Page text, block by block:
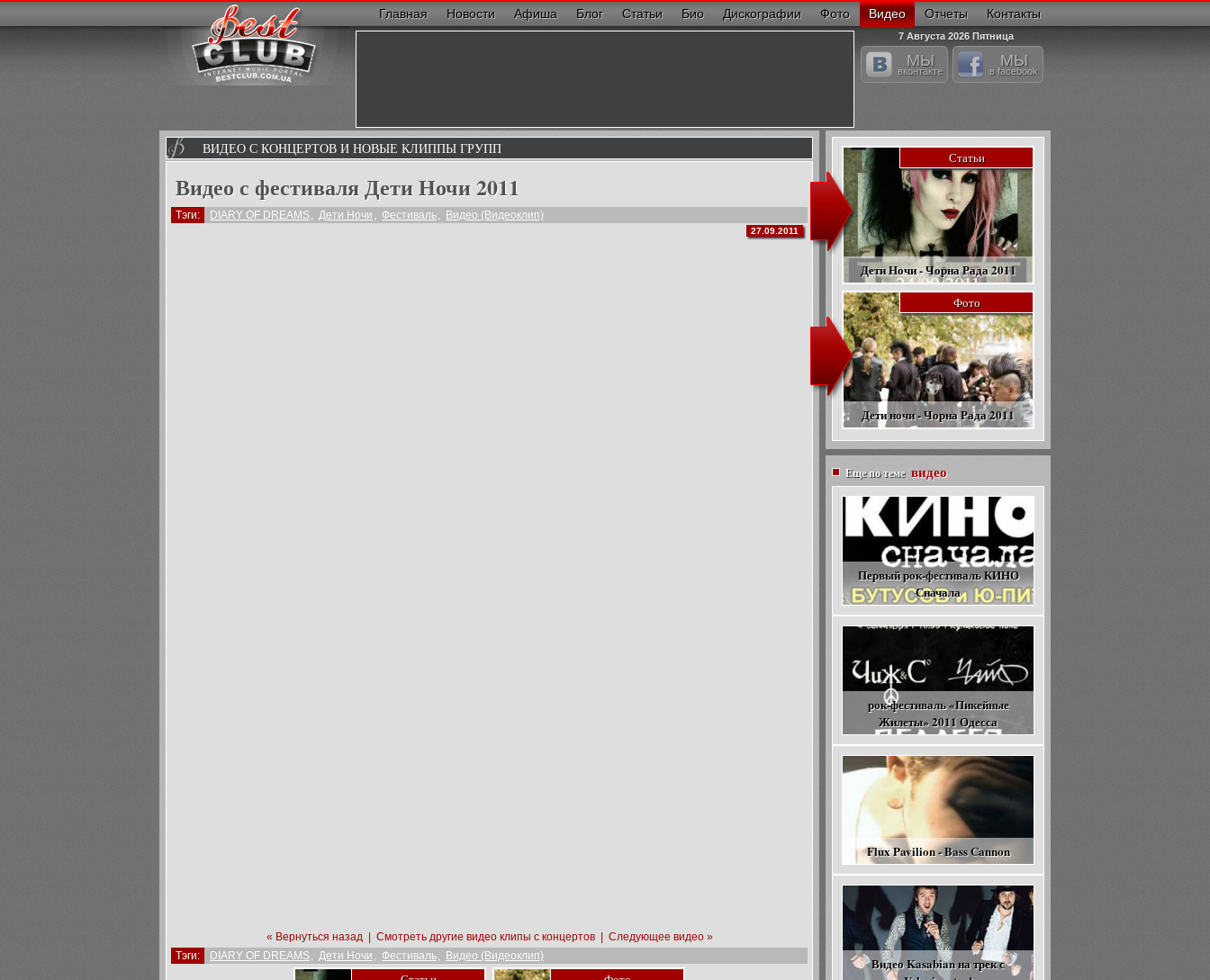
Главная Новости Афиша Блог Статьи Био Дискографии Фото Видео Отчеты Контакты
7 Августа 2026 Пятница
МЫ
вконтакте
МЫ
в facebook
ВИДЕО С КОНЦЕРТОВ И НОВЫЕ КЛИППЫ ГРУПП
Видео с фестиваля Дети Ночи 2011
Тэги: DIARY OF DREAMS, Дети Ночи , Фестиваль, Видео (Видеоклип)
27.09.2011
« Вернуться назад Смотреть другие видео клипы с концертов
Следующее видео »
Тэги:
DIARY OF DREAMS, Дети Ночи , Фестиваль, Видео (Видеоклип)
Статьи
Дети Ночи - Чорна Рада 2011
Фото
Дети ночи - Чорна Рада 2011
Еще по теме видео
Первый рок-фестиваль КИНО
Сначала
рок-фестиваль «Пикейные
Жилеты» 2011 Одесса
Flux Pavilion - Bass Cannon
Видео Kasabian на трек с